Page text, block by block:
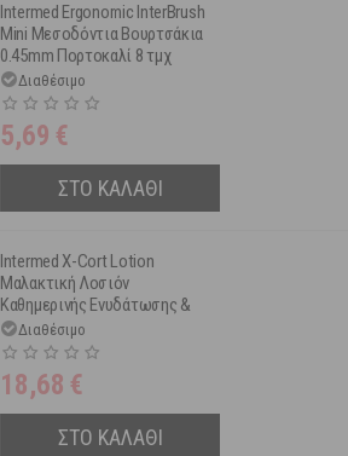
Intermed Ergonomic InterBrush
Mini Μεσοδόντια Βουρτσάκια
0.45mm Πορτοκαλί 8 τμχ
Διαθέσιμο
5,69 €
ΣΤΟ ΚΑΛΑΘΙ
Intermed X-Cort Lotion
Μαλακτική Λοσιόν
Καθημερινής Ενυδάτωσης &
Ενίσχυσης τους Δερματικού
Φραγμού 250ml
Διαθέσιμο
18,68 €
ΣΤΟ ΚΑΛΑΘΙ